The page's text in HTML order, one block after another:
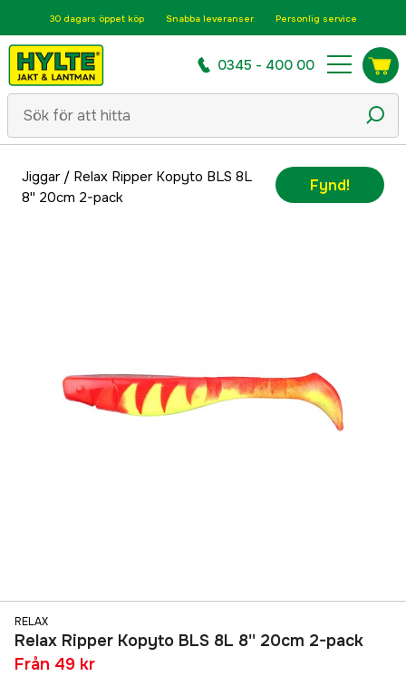
30 dagars öppet köp Snabba leveranser Personlig service
0345 - 400 00
Jiggar/ Relax Ripper Kopyto BLS 8L
8'' 20cm 2-pack
Fynd!
RELAX
Relax Ripper Kopyto BLS 8L 8'' 20cm 2-pack
Från 49 kr